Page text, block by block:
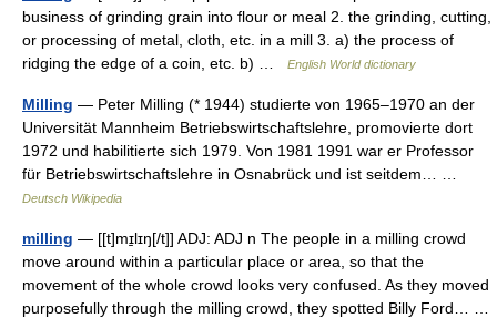
business of grinding grain into flour or meal 2. the grinding, cutting,
or processing of metal, cloth, etc. in a mill 3. a) the process of
ridging the edge of a coin, etc. b) …
English World dictionary
Milling — Peter Milling (* 1944) studierte von 1965–1970 an der
Universität Mannheim Betriebswirtschaftslehre, promovierte dort
1972 und habilitierte sich 1979. Von 1981 1991 war er Professor
für Betriebswirtschaftslehre in Osnabrück und ist seitdem… …
Deutsch Wikipedia
milling — [[t]mɪ̱lɪŋ[/t]] ADJ: ADJ n The people in a milling crowd
move around within a particular place or area, so that the
movement of the whole crowd looks very confused. As they moved
purposefully through the milling crowd, they spotted Billy Ford… …